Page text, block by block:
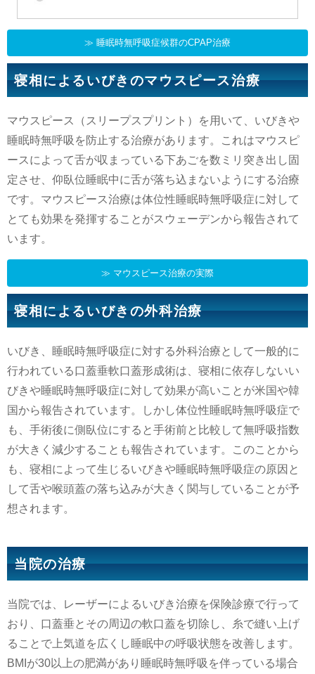
≫ 睡眠時無呼吸症候群のCPAP治療
寝相によるいびきのマウスピース治療
マウスピース（スリープスプリント）を用いて、いびきや
睡眠時無呼吸を防止する治療があります。これはマウスピ
ースによって舌が収まっている下あごを数ミリ突き出し固
定させ、仰臥位睡眠中に舌が落ち込まないようにする治療
です。マウスピース治療は体位性睡眠時無呼吸症に対して
とても効果を発揮することがスウェーデンから報告されて
います。
≫ マウスピース治療の実際
寝相によるいびきの外科治療
いびき、睡眠時無呼吸症に対する外科治療として一般的に
行われている口蓋垂軟口蓋形成術は、寝相に依存しないい
びきや睡眠時無呼吸症に対して効果が高いことが米国や韓
国から報告されています。しかし体位性睡眠時無呼吸症で
も、手術後に側臥位にすると手術前と比較して無呼吸指数
が大きく減少することも報告されています。このことから
も、寝相によって生じるいびきや睡眠時無呼吸症の原因と
して舌や喉頭蓋の落ち込みが大きく関与していることが予
想されます。
当院の治療
当院では、レーザーによるいびき治療を保険診療で行って
おり、口蓋垂とその周辺の軟口蓋を切除し、糸で縫い上げ
ることで上気道を広くし睡眠中の呼吸状態を改善します。
BMIが30以上の肥満があり睡眠時無呼吸を伴っている場合